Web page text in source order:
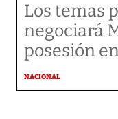
Los temas
negociará
posesión
NACIONAL